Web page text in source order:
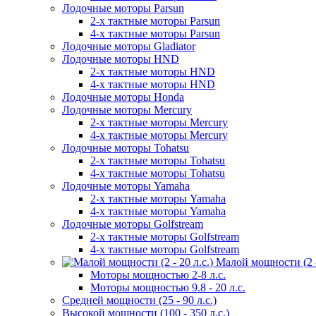
Лодочные моторы Parsun
2-х тактные моторы Parsun
4-х тактные моторы Parsun
Лодочные моторы Gladiator
Лодочные моторы HND
2-х тактные моторы HND
4-х тактные моторы HND
Лодочные моторы Honda
Лодочные моторы Mercury
2-х тактные моторы Mercury
4-х тактные моторы Mercury
Лодочные моторы Tohatsu
2-х тактные моторы Tohatsu
4-х тактные моторы Tohatsu
Лодочные моторы Yamaha
2-х тактные моторы Yamaha
4-х тактные моторы Yamaha
Лодочные моторы Golfstream
2-х тактные моторы Golfstream
4-х тактные моторы Golfstream
Малой мощности (2
Моторы мощностью 2-8 л.с.
Моторы мощностью 9.8 - 20 л.с.
Средней мощности (25 - 90 л.с.)
Высокой мощности (100 - 350 л.с.)